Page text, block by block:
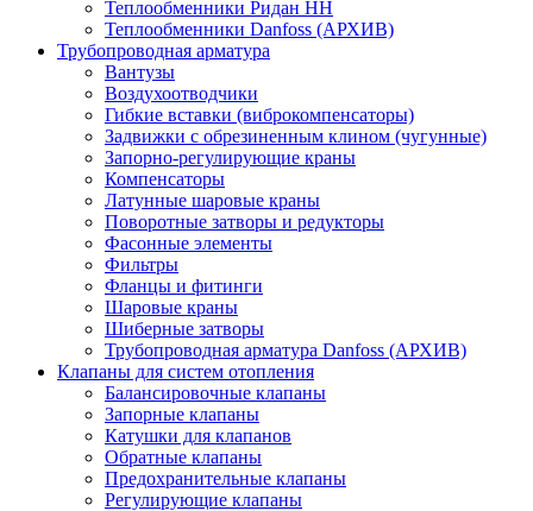
Теплообменники Ридан НН
Теплообменники Danfoss (АРХИВ)
Трубопроводная арматура
Вантузы
Воздухоотводчики
Гибкие вставки (виброкомпенсаторы)
Задвижки с обрезиненным клином (чугунные)
Запорно-регулирующие краны
Компенсаторы
Латунные шаровые краны
Поворотные затворы и редукторы
Фасонные элементы
Фильтры
Фланцы и фитинги
Шаровые краны
Шиберные затворы
Трубопроводная арматура Danfoss (АРХИВ)
Клапаны для систем отопления
Балансировочные клапаны
Запорные клапаны
Катушки для клапанов
Обратные клапаны
Предохранительные клапаны
Регулирующие клапаны